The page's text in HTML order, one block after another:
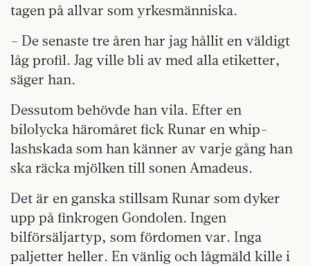
tagen på allvar som yrkesmänniska.
– De senaste tre åren har jag hållit en väldigt
låg profil. Jag ville bli av med alla etiketter,
säger han.
Dessutom behövde han vila. Efter en
bilolycka häromåret fick Runar en whip­
lashskada som han känner av varje gång han
ska räcka mjölken till sonen Amadeus.
Det är en ganska stillsam Runar som dyker
upp på finkrogen Gondolen. Ingen
bilförsäljartyp, som fördomen var. Inga
paljetter heller. En vänlig och lågmäld kille i